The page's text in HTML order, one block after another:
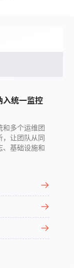
入统一监控
和多个运维团
，让团队从同
、基础设施和